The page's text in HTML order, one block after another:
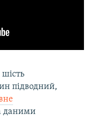
підводний,
даними